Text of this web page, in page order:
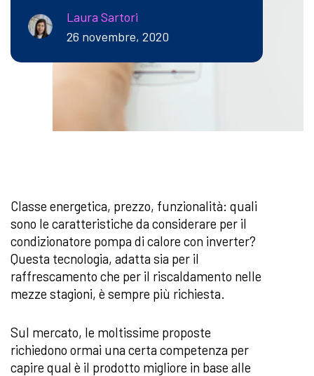
Laura Sartori
26 novembre, 2020
Classe energetica, prezzo, funzionalità: quali
sono le caratteristiche da considerare per il
condizionatore pompa di calore con inverter?
Questa tecnologia, adatta sia per il
raffrescamento che per il riscaldamento nelle
mezze stagioni, è sempre più richiesta.
Sul mercato, le moltissime proposte
richiedono ormai una certa competenza per
capire qual è il prodotto migliore in base alle